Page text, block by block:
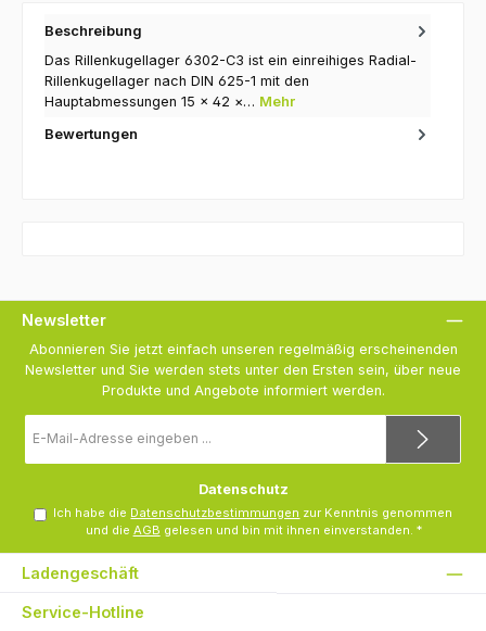
Beschreibung
Das Rillenkugellager 6302-C3 ist ein einreihiges Radial-
Rillenkugellager nach DIN 625-1 mit den
Hauptabmessungen 15 × 42 ×… Mehr
Bewertungen
Newsletter
Abonnieren Sie jetzt einfach unseren regelmäßig erscheinenden
Newsletter und Sie werden stets unter den Ersten sein, über neue
Produkte und Angebote informiert werden.
Mail-
Adresse
Datenschutz
Ich habe die Datenschutzbestimmungen zur Kenntnis genommen
und die AGB gelesen und bin mit ihnen einverstanden. *
Ladengeschäft
Service-Hotline